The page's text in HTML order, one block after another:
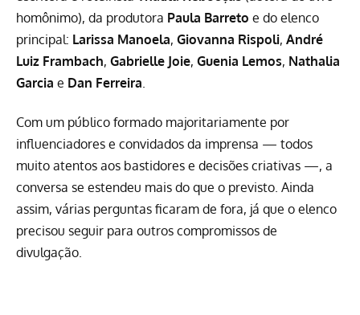
homônimo), da produtora Paula Barreto e do elenco
principal: Larissa Manoela, Giovanna Rispoli, André
Luiz Frambach, Gabrielle Joie, Guenia Lemos, Nathalia
Garcia e Dan Ferreira.
Com um público formado majoritariamente por
influenciadores e convidados da imprensa — todos
muito atentos aos bastidores e decisões criativas —, a
conversa se estendeu mais do que o previsto. Ainda
assim, várias perguntas ficaram de fora, já que o elenco
precisou seguir para outros compromissos de
divulgação.